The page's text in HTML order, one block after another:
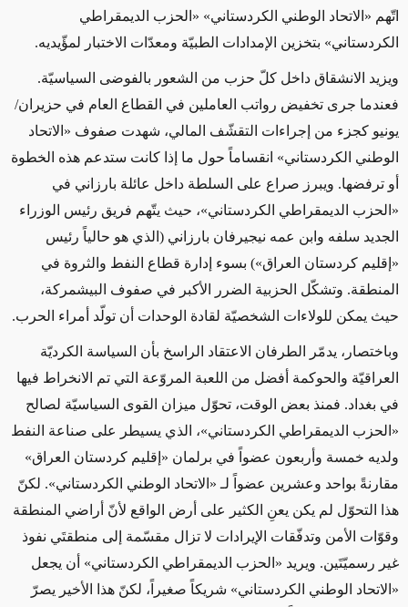
اتّهم «الاتحاد الوطني الكردستاني» «الحزب الديمقراطي
الكردستاني» بتخزين الإمدادات الطبيّة ومعدّات الاختبار لمؤّيديه.
ويزيد الانشقاق داخل كلّ حزب من الشعور بالفوضى السياسيّة.
فعندما جرى تخفيض رواتب العاملين في القطاع العام في حزيران/
يونيو كجزء من إجراءات التقشّف المالي، شهدت صفوف «الاتحاد
الوطني الكردستاني» انقساماً حول ما إذا كانت ستدعم هذه الخطوة
أو ترفضها. ويبرز صراع على السلطة داخل عائلة بارزاني في
«الحزب الديمقراطي الكردستاني»، حيث يتّهم فريق رئيس الوزراء
الجديد سلفه وابن عمه نيجيرفان بارزاني (الذي هو حالياً رئيس
«إقليم كردستان العراق») بسوء إدارة قطاع النفط والثروة في
المنطقة. وتشكّل الحزبية الضرر الأكبر في صفوف البيشمركة،
حيث يمكن للولاءات الشخصيّة لقادة الوحدات أن تولّد أمراء الحرب.
وباختصار، يدمّر الطرفان الاعتقاد الراسخ بأن السياسة الكرديّة
العراقيّة والحوكمة أفضل من اللعبة المروّعة التي تم الانخراط فيها
في بغداد. فمنذ بعض الوقت، تحوّل ميزان القوى السياسيّة لصالح
«الحزب الديمقراطي الكردستاني»، الذي يسيطر على صناعة النفط
ولديه خمسة وأربعون عضواً في برلمان «إقليم كردستان العراق»
مقارنةً بواحد وعشرين عضواً لـ «الاتحاد الوطني الكردستاني». لكنّ
هذا التحوّل لم يكن يعنِ الكثير على أرض الواقع لأنّ أراضي المنطقة
وقوّات الأمن وتدفّقات الإيرادات لا تزال مقسّمة إلى منطقتَي نفوذ
غير رسميّتَين. ويريد «الحزب الديمقراطي الكردستاني» أن يجعل
«الاتحاد الوطني الكردستاني» شريكاً صغيراً، لكنّ هذا الأخير يصرّ